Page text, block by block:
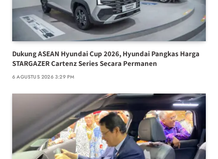
Dukung ASEAN Hyundai Cup 2026, Hyundai Pangkas Harga
STARGAZER Cartenz Series Secara Permanen
6 AGUSTUS 2026 3:29 PM